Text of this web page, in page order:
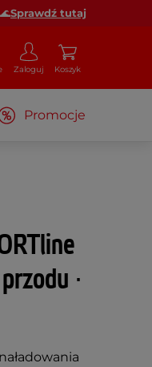
Sprawdź tutaj
Zaloguj Koszyk
Promocje
∙